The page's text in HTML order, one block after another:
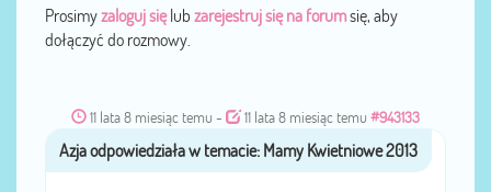
Prosimyzaloguj sięlub zarejestruj się na forumsię, aby
dołączyć do rozmowy.
11 lata 8 miesiąc temu - 11 lata 8 miesiąc temu #943133
przezAzja